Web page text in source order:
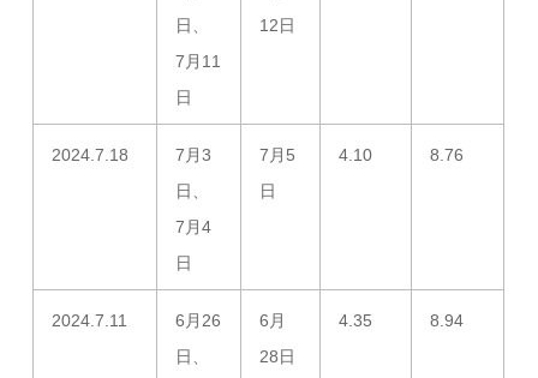
日、
7月11
日
12日
2024.7.18
7月3
日、
7月4
日
7月5
日
4.10 8.76
2024.7.11
6月26
日、
6月
28日
4.35 8.94